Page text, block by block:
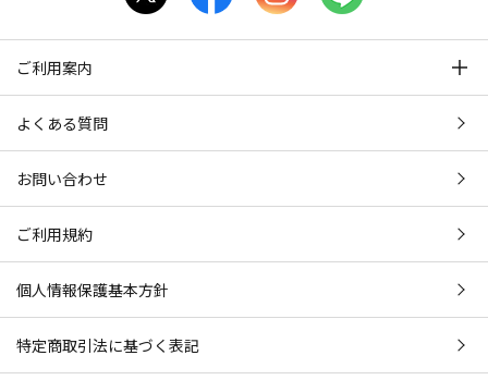
ご利用案内
よくある質問
お問い合わせ
ご利用規約
個人情報保護基本方針
特定商取引法に基づく表記